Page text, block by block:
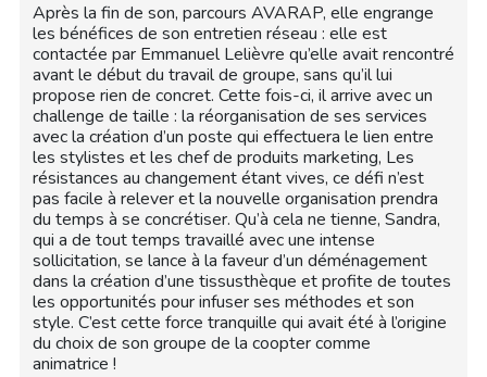
Après la fin de son, parcours AVARAP, elle engrange
les bénéfices de son entretien réseau : elle est
contactée par Emmanuel Lelièvre qu’elle avait rencontré
avant le début du travail de groupe, sans qu’il lui
propose rien de concret. Cette fois-ci, il arrive avec un
challenge de taille : la réorganisation de ses services
avec la création d’un poste qui effectuera le lien entre
les stylistes et les chef de produits marketing, Les
résistances au changement étant vives, ce défi n’est
pas facile à relever et la nouvelle organisation prendra
du temps à se concrétiser. Qu’à cela ne tienne, Sandra,
qui a de tout temps travaillé avec une intense
sollicitation, se lance à la faveur d’un déménagement
dans la création d’une tissusthèque et profite de toutes
les opportunités pour infuser ses méthodes et son
style. C’est cette force tranquille qui avait été à l’origine
du choix de son groupe de la coopter comme
animatrice !